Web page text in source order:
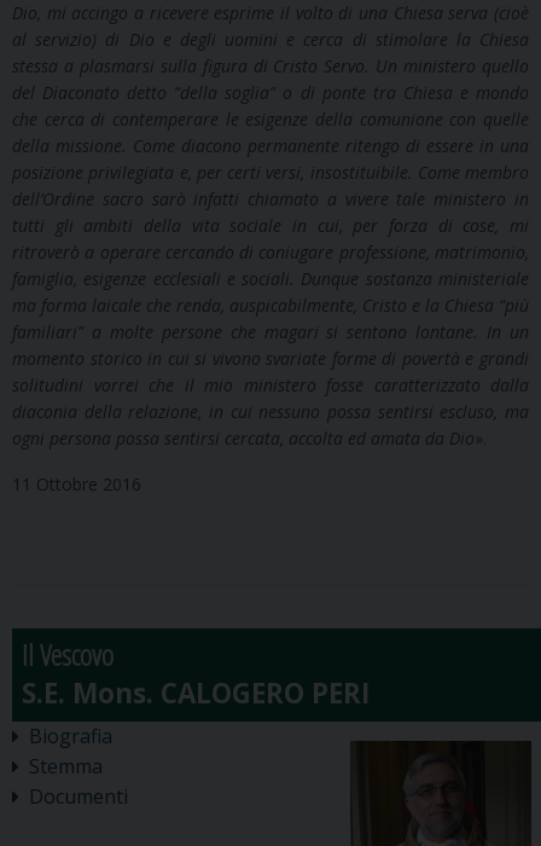
Dio, mi accingo a ricevere esprime il volto di una Chiesa serva (cioè
al servizio) di Dio e degli uomini e cerca di stimolare la Chiesa
stessa a plasmarsi sulla figura di Cristo Servo. Un ministero quello
del Diaconato detto “della soglia” o di ponte tra Chiesa e mondo
che cerca di contemperare le esigenze della comunione con quelle
della missione. Come diacono permanente ritengo di essere in una
posizione privilegiata e, per certi versi, insostituibile. Come membro
dell’Ordine sacro sarò infatti chiamato a vivere tale ministero in
tutti gli ambiti della vita sociale in cui, per forza di cose, mi
ritroverò a operare cercando di coniugare professione, matrimonio,
famiglia, esigenze ecclesiali e sociali. Dunque sostanza ministeriale
ma forma laicale che renda, auspicabilmente, Cristo e la Chiesa “più
familiari” a molte persone che magari si sentono lontane. In un
momento storico in cui si vivono svariate forme di povertà e grandi
solitudini vorrei che il mio ministero fosse caratterizzato dalla
diaconia della relazione, in cui nessuno possa sentirsi escluso, ma
ogni persona possa sentirsi cercata, accolta ed amata da Dio».
11 Ottobre 2016
Il Vescovo
Biografia
Stemma
Documenti